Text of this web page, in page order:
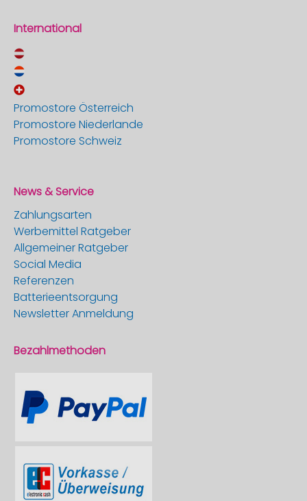
International
Promostore Österreich
Promostore Niederlande
Promostore Schweiz
News & Service
Zahlungsarten
Werbemittel Ratgeber
Allgemeiner Ratgeber
Social Media
Referenzen
Batterieentsorgung
Newsletter Anmeldung
Bezahlmethoden